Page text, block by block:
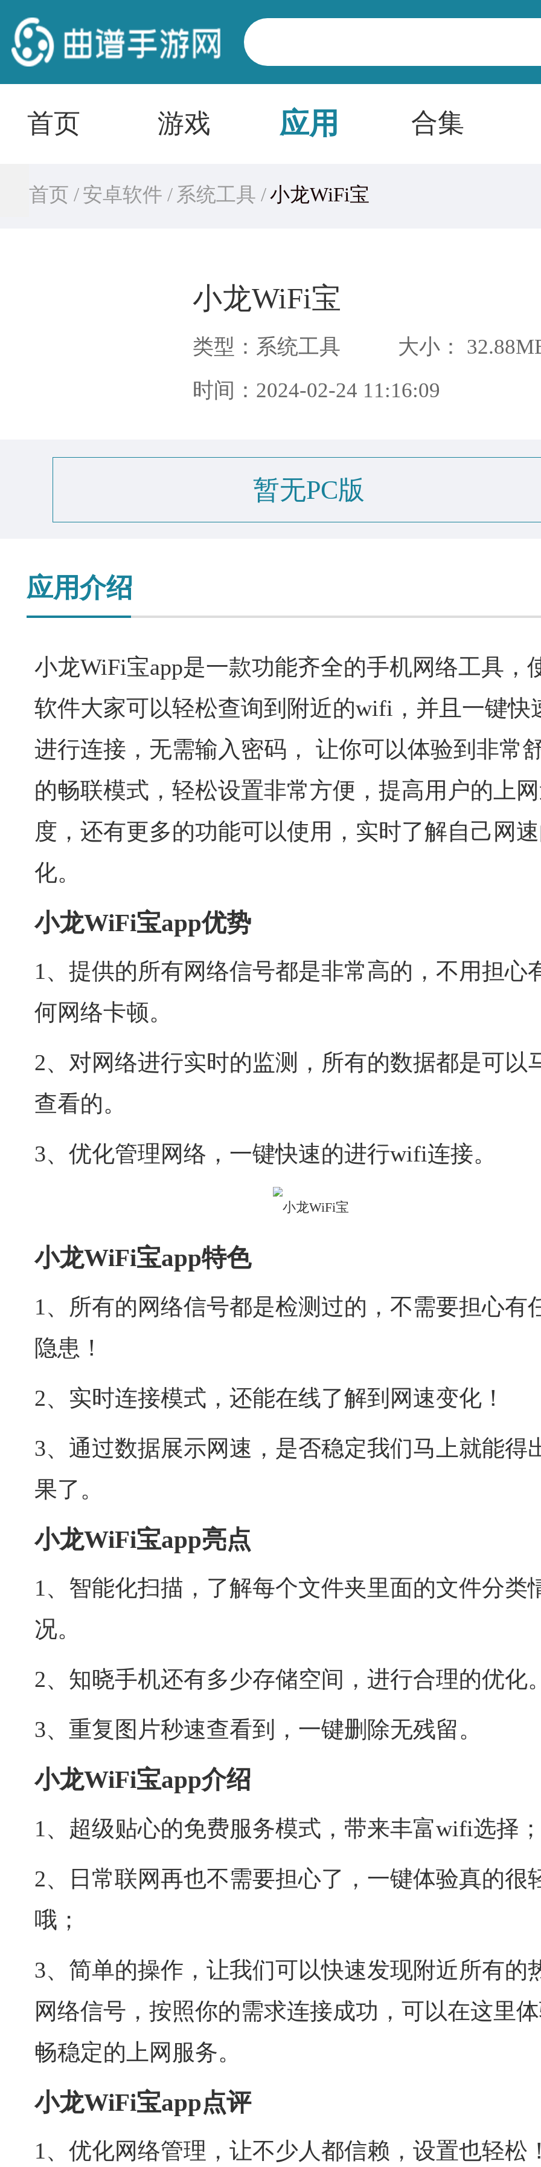
首页 游戏 应用 合集
首页 / 安卓软件 / 系统工具 /小龙WiFi宝
小龙WiFi宝
类型：系统工具
大小：
时间：2024-02-24 11:16:09
暂无PC版
应用介绍
小龙WiFi宝app是一款功能齐全的手机网络工具，
软件大家可以轻松查询到附近的wifi，并且一键快
进行连接，无需输入密码， 让你可以体验到非常
的畅联模式，轻松设置非常方便，提高用户的上
度，还有更多的功能可以使用，实时了解自己网
化。
小龙WiFi宝app优势
1、提供的所有网络信号都是非常高的，不用担心
何网络卡顿。
2、对网络进行实时的监测，所有的数据都是可以
查看的。
3、优化管理网络，一键快速的进行wifi连接。
小龙WiFi宝app特色
1、所有的网络信号都是检测过的，不需要担心有
隐患！
2、实时连接模式，还能在线了解到网速变化！
3、通过数据展示网速，是否稳定我们马上就能得
果了。
小龙WiFi宝app亮点
1、智能化扫描，了解每个文件夹里面的文件分类
况。
2、知晓手机还有多少存储空间，进行合理的优化
3、重复图片秒速查看到，一键删除无残留。
小龙WiFi宝app介绍
1、超级贴心的免费服务模式，带来丰富wifi选择
2、日常联网再也不需要担心了，一键体验真的很
哦；
3、简单的操作，让我们可以快速发现附近所有的
网络信号，按照你的需求连接成功，可以在这里
畅稳定的上网服务。
小龙WiFi宝app点评
1、优化网络管理，让不少人都信赖，设置也轻松